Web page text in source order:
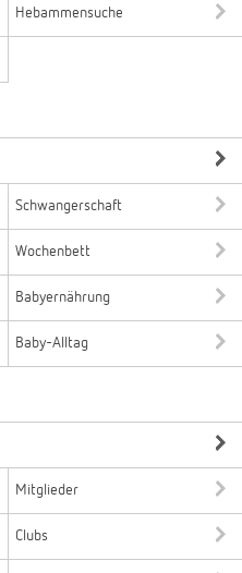
Hebammensuche
Schwangerschaft
Wochenbett
Babyernährung
Baby-Alltag
Mitglieder
Clubs